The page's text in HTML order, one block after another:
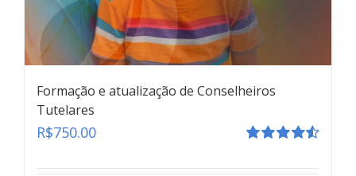
Formação e atualização de Conselheiros
Tutelares
R$750.00